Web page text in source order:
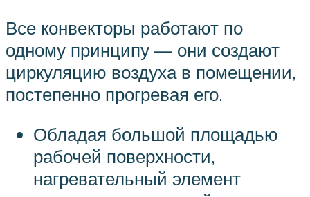
Все конвекторы работают по
одному принципу — они создают
циркуляцию воздуха в помещении,
постепенно прогревая его.
Обладая большой площадью
рабочей поверхности,
нагревательный элемент